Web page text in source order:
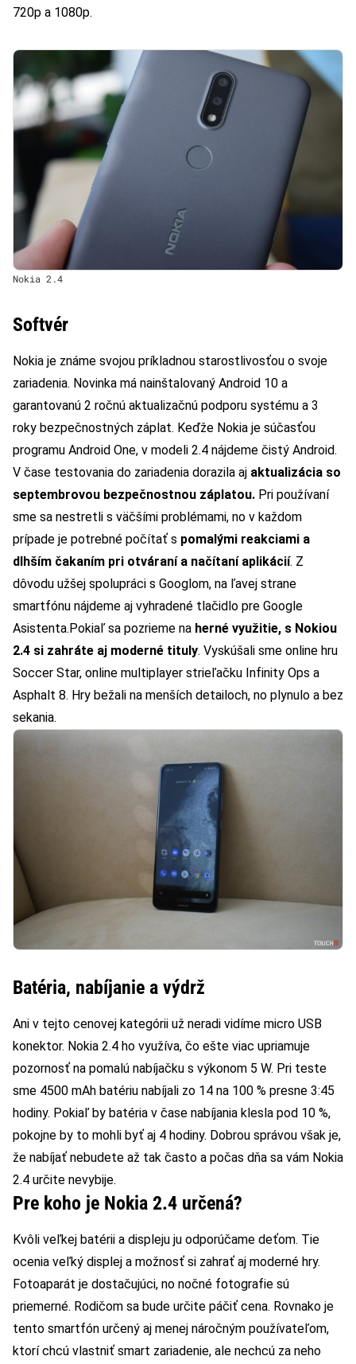
720p a 1080p.
Nokia 2.4
Softvér
Nokia je známe svojou príkladnou starostlivosťou o svoje
zariadenia. Novinka má nainštalovaný Android 10 a
garantovanú 2 ročnú aktualizačnú podporu systému a 3
roky bezpečnostných záplat. Keďže Nokia je súčasťou
programu Android One, v modeli 2.4 nájdeme čistý Android.
V čase testovania do zariadenia dorazila aj aktualizácia so
septembrovou bezpečnostnou záplatou. Pri používaní
sme sa nestretli s väčšími problémami, no v každom
prípade je potrebné počítať s pomalými reakciami a
dlhším čakaním pri otváraní a načítaní aplikácií. Z
dôvodu užšej spolupráci s Googlom, na ľavej strane
smartfónu nájdeme aj vyhradené tlačidlo pre Google
Asistenta.Pokiaľ sa pozrieme na herné využitie, s Nokiou
2.4 si zahráte aj moderné tituly. Vyskúšali sme online hru
Soccer Star, online multiplayer strieľačku Infinity Ops a
Asphalt 8. Hry bežali na menších detailoch, no plynulo a bez
sekania.
Batéria, nabíjanie a výdrž
Ani v tejto cenovej kategórii už neradi vidíme micro USB
konektor. Nokia 2.4 ho využíva, čo ešte viac upriamuje
pozornosť na pomalú nabíjačku s výkonom 5 W. Pri teste
sme 4500 mAh batériu nabíjali zo 14 na 100 % presne 3:45
hodiny. Pokiaľ by batéria v čase nabíjania klesla pod 10 %,
pokojne by to mohli byť aj 4 hodiny. Dobrou správou však je,
že nabíjať nebudete až tak často a počas dňa sa vám Nokia
2.4 určite nevybije.
Pre koho je Nokia 2.4 určená?
Kvôli veľkej batérii a displeju ju odporúčame deťom. Tie
ocenia veľký displej a možnosť si zahrať aj moderné hry.
Fotoaparát je dostačujúci, no nočné fotografie sú
priemerné. Rodičom sa bude určite páčiť cena. Rovnako je
tento smartfón určený aj menej náročným používateľom,
ktorí chcú vlastniť smart zariadenie, ale nechcú za neho